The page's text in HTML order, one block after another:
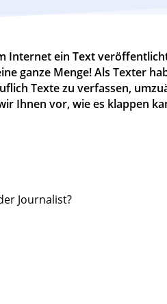
Internet ein Text
ganze Menge! Als Texter
Texte zu verfassen,
Ihnen vor, wie es klappen
Journalist?